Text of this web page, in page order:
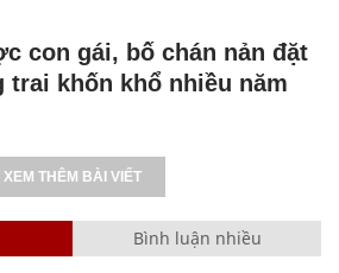
con gái, bố chán nản đặt
trai khốn khổ nhiều năm
XEM THÊM BÀI VIẾT
Bình luận nhiều